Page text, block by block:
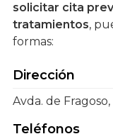
solicitar cita
tratamientos,
formas:
Dirección
Avda. de
Teléfonos